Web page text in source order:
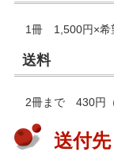
1冊 1,500円×希
送料
2冊まで 430円（
送付先